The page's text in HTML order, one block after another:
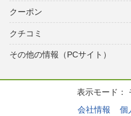
クーポン
クチコミ
その他の情報（PCサイト）
表示モード：
会社情報
個